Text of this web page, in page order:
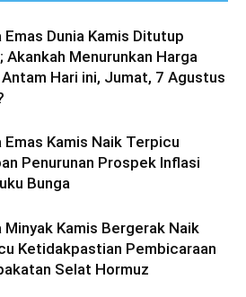
Emas Dunia Kamis Ditutup
Akankah Menurunkan Harga
Antam Hari ini, Jumat, 7 Agustus
Emas Kamis Naik Terpicu
Penurunan Prospek Inflasi
Bunga
Minyak Kamis Bergerak Naik
Ketidakpastian Pembicaraan
Selat Hormuz